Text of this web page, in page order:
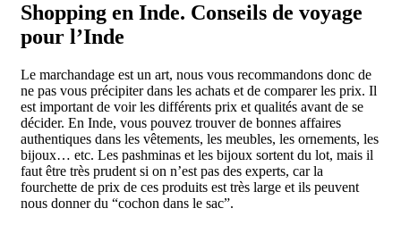
Shopping en Inde. Conseils de voyage
pour l’Inde
Le marchandage est un art, nous vous recommandons donc de
ne pas vous précipiter dans les achats et de comparer les prix. Il
est important de voir les différents prix et qualités avant de se
décider. En Inde, vous pouvez trouver de bonnes affaires
authentiques dans les vêtements, les meubles, les ornements, les
bijoux… etc. Les pashminas et les bijoux sortent du lot, mais il
faut être très prudent si on n’est pas des experts, car la
fourchette de prix de ces produits est très large et ils peuvent
nous donner du “cochon dans le sac”.